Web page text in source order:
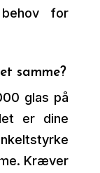
for
samme?
glas på
er dine
Kræver